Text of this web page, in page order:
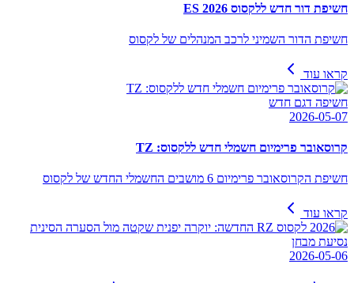
חשיפת דור חדש ללקסוס ES 2026
חשיפת הדור השמיני לרכב המנהלים של לקסוס
קראו עוד
חשיפה דגם חדש
2026-05-07
קרוסאובר פרימיום חשמלי חדש ללקסוס: TZ
חשיפת הקרוסאובר פרימיום 6 מושבים החשמלי החדש של לקסוס
קראו עוד
נסיעת מבחן
2026-05-06